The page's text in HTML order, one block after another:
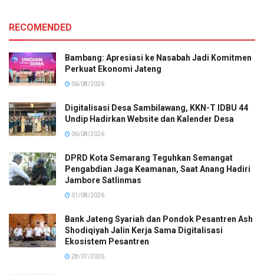
RECOMENDED
Bambang: Apresiasi ke Nasabah Jadi Komitmen
Perkuat Ekonomi Jateng
06/08/2026
Digitalisasi Desa Sambilawang, KKN-T IDBU 44
Undip Hadirkan Website dan Kalender Desa
06/08/2026
DPRD Kota Semarang Teguhkan Semangat
Pengabdian Jaga Keamanan, Saat Anang Hadiri
Jambore Satlinmas
01/08/2026
Bank Jateng Syariah dan Pondok Pesantren Ash
Shodiqiyah Jalin Kerja Sama Digitalisasi
Ekosistem Pesantren
28/07/2026